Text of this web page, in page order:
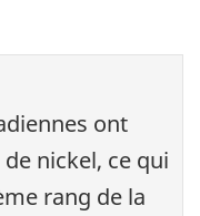
ont
nickel, ce qui
rang de la